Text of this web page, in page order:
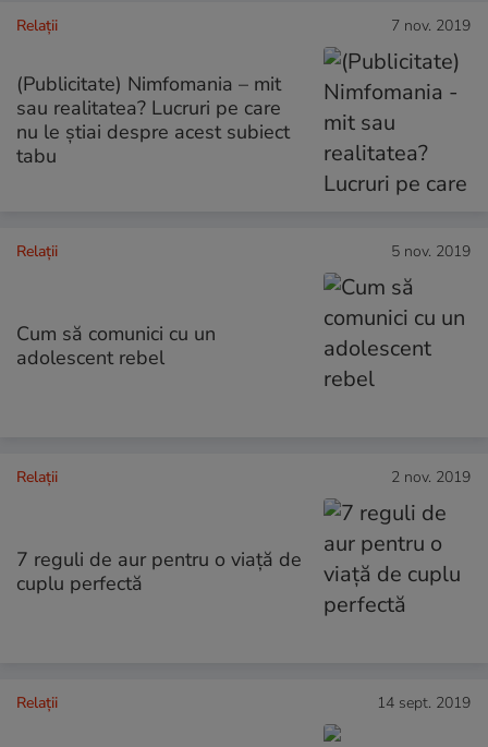
Relații 7 nov. 2019
(Publicitate) Nimfomania – mit
sau realitatea? Lucruri pe care
nu le știai despre acest subiect
tabu
Relații 5 nov. 2019
Cum să comunici cu un
adolescent rebel
Relații 2 nov. 2019
7 reguli de aur pentru o viaţă de
cuplu perfectă
Relații 14 sept. 2019